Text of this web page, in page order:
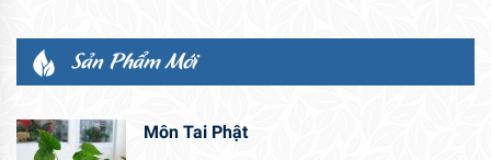
Sản Phẩm Mới
Môn Tai Phật